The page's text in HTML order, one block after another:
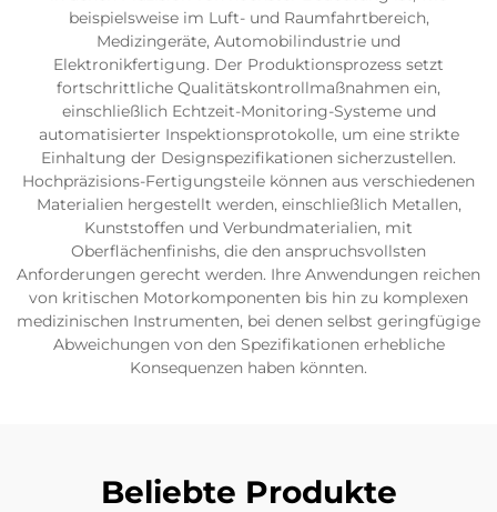
beispielsweise im Luft- und Raumfahrtbereich,
Medizingeräte, Automobilindustrie und
Elektronikfertigung. Der Produktionsprozess setzt
fortschrittliche Qualitätskontrollmaßnahmen ein,
einschließlich Echtzeit-Monitoring-Systeme und
automatisierter Inspektionsprotokolle, um eine strikte
Einhaltung der Designspezifikationen sicherzustellen.
Hochpräzisions-Fertigungsteile können aus verschiedenen
Materialien hergestellt werden, einschließlich Metallen,
Kunststoffen und Verbundmaterialien, mit
Oberflächenfinishs, die den anspruchsvollsten
Anforderungen gerecht werden. Ihre Anwendungen reichen
von kritischen Motorkomponenten bis hin zu komplexen
medizinischen Instrumenten, bei denen selbst geringfügige
Abweichungen von den Spezifikationen erhebliche
Konsequenzen haben könnten.
Beliebte Produkte